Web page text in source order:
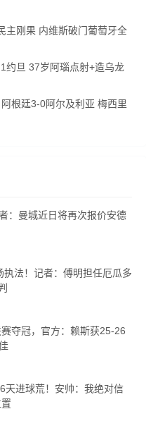
主刚果 内维斯破门葡萄牙全
约旦 37岁阿瑙点射+造乌龙
根廷3-0阿尔及利亚 梅西里
：曼城近日将再次报价安德
执法！记者：傅明担任厄瓜多
夺冠，官方：赖斯获25-26
天进球荒！安帅：我绝对信